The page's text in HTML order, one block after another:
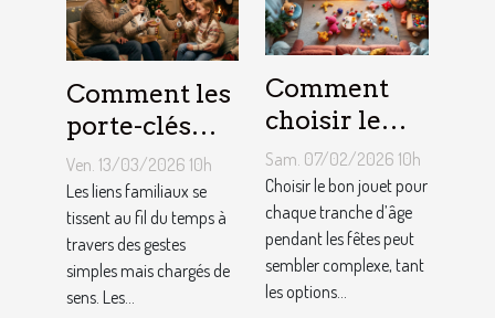
Comment les
porte-clés
personnalisés
peuvent
renforcer les
liens
familiaux ?
Ven. 13/03/2026 10h
Les liens familiaux se
tissent au fil du temps à
travers des gestes
simples mais chargés de
sens. Les...
Comment
choisir le
jouet idéal
pour chaque
âge lors des
fêtes ?
Sam. 07/02/2026 10h
Choisir le bon jouet pour
chaque tranche d’âge
pendant les fêtes peut
sembler complexe, tant
les options...